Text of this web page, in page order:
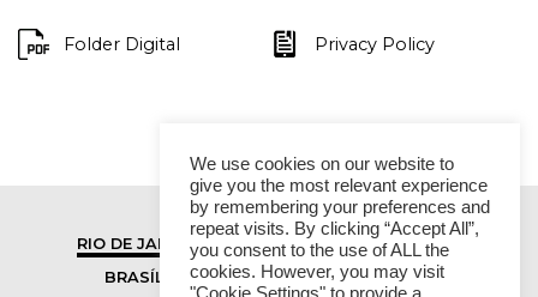
Folder Digital Privacy Policy
RIO DE JANEIRO
SÃO PAULO
BRASÍLIA
VITÓRIA
We use cookies on our website to
give you the most relevant experience
by remembering your preferences and
repeat visits. By clicking “Accept All”,
you consent to the use of ALL the
cookies. However, you may visit